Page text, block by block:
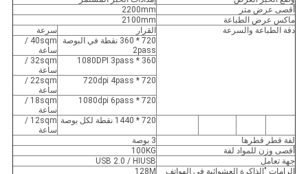
أقصى عرض متر
2200mm
ماكس عرض الطباعة
2100mm
دقة الطباعة والسرعة
القرار
سرعة
720 * 360 نقطة في البوصة
2pass
40sqm /
ساعة
360 * 1080DPI 3pass
32sqm /
ساعة
720 * 720dpi 4pass
22sqm /
ساعة
720 * 1080dpi 6pass
18sqm /
ساعة
720 * 1440 نقطة لكل بوصة
12sqm /
ساعة
لفة قطر قطرها
3 بوصة
أقصى وزن للمواد لفة
100KG
جهة تعامل
USB 2.0 / HIUSB
الرامات "الذاكرة العشوائية في الهواتف
128M